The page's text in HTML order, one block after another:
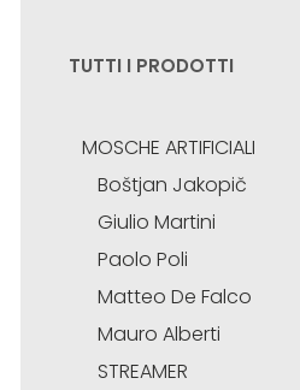
TUTTI I PRODOTTI
MOSCHE ARTIFICIALI
Boštjan Jakopič
Giulio Martini
Paolo Poli
Matteo De Falco
Mauro Alberti
STREAMER